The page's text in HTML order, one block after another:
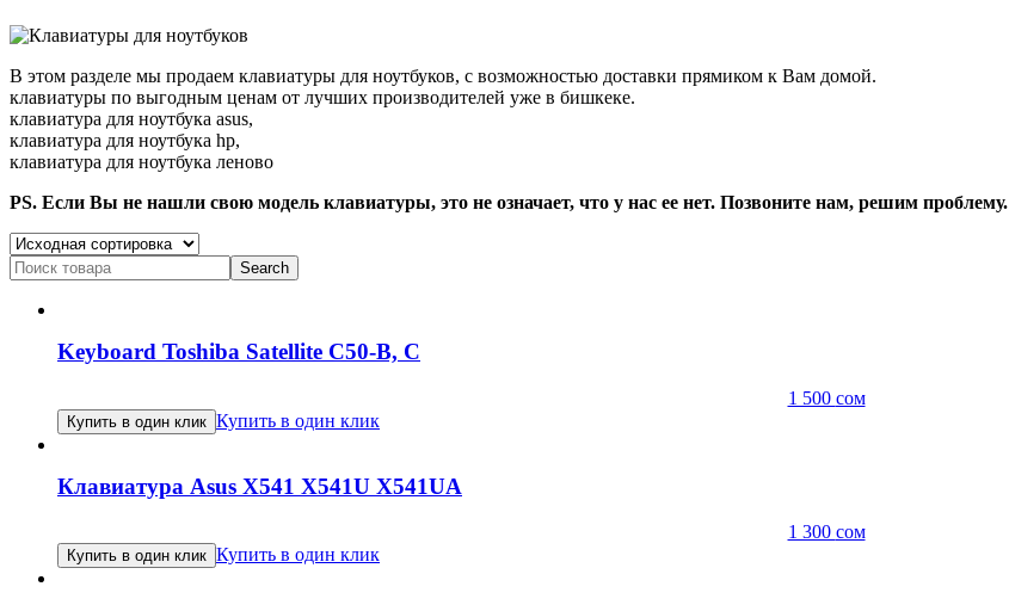
В этом разделе мы продаем клавиатуры для ноутбуков, c возможностью доставки прямиком к Вам домой.
клавиатуры по выгодным ценам от лучших производителей уже в бишкеке.
клавиатура для ноутбука asus,
клавиатура для ноутбука hp,
клавиатура для ноутбука леново
PS. Если Вы не нашли свою модель клавиатуры, это не означает, что у нас ее нет. Позвоните нам, решим проблему.
Search
for:
Keyboard Toshiba Satellite C50-B, C
1 500 сом
Купить в один клик Купить в один клик
Клавиатура Asus X541 X541U X541UA
1 300 сом
Купить в один клик Купить в один клик